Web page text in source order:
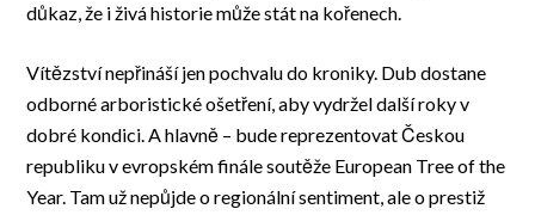
důkaz, že i živá historie může stát na kořenech.
Vítězství nepřináší jen pochvalu do kroniky. Dub dostane
odborné arboristické ošetření, aby vydržel další roky v
dobré kondici. A hlavně – bude reprezentovat Českou
republiku v evropském finále soutěže European Tree of the
Year. Tam už nepůjde o regionální sentiment, ale o prestiž